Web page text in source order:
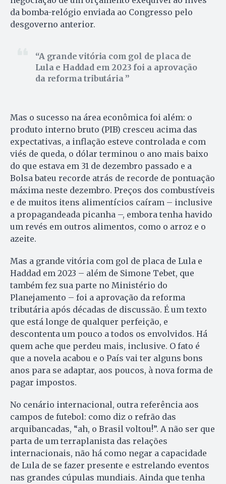
da bomba-relógio enviada ao Congresso pelo
desgoverno anterior.
A grande vitória com gol de placa de
Lula e Haddad em 2023 foi a aprovação
da reforma tributária
Mas o sucesso na área econômica foi além: o
produto interno bruto (PIB) cresceu acima das
expectativas, a inflação esteve controlada e com
viés de queda, o dólar terminou o ano mais baixo
do que estava em 31 de dezembro passado e a
Bolsa bateu recorde atrás de recorde de pontuação
máxima neste dezembro. Preços dos combustíveis
e de muitos itens alimentícios caíram – inclusive
a propagandeada picanha –, embora tenha havido
um revés em outros alimentos, como o arroz e o
azeite.
Mas a grande vitória com gol de placa de Lula e
Haddad em 2023 – além de Simone Tebet, que
também fez sua parte no Ministério do
Planejamento – foi a aprovação da reforma
tributária após décadas de discussão. É um texto
que está longe de qualquer perfeição, e
descontenta um pouco a todos os envolvidos. Há
quem ache que perdeu mais, inclusive. O fato é
que a novela acabou e o País vai ter alguns bons
anos para se adaptar, aos poucos, à nova forma de
pagar impostos.
No cenário internacional, outra referência aos
campos de futebol: como diz o refrão das
arquibancadas, “ah, o Brasil voltou!”. A não ser que
parta de um terraplanista das relações
internacionais, não há como negar a capacidade
de Lula de se fazer presente e estrelando eventos
nas grandes cúpulas mundiais. Ainda que tenha